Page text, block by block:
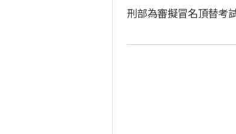
刑部為審擬冒名頂替考